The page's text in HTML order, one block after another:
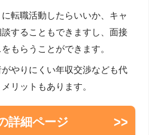
転職活動したらいいか、キャ
することもできますし、面接
もらうことができます。
やりにくい年収交渉なども代
リットもあります。
詳細ページ